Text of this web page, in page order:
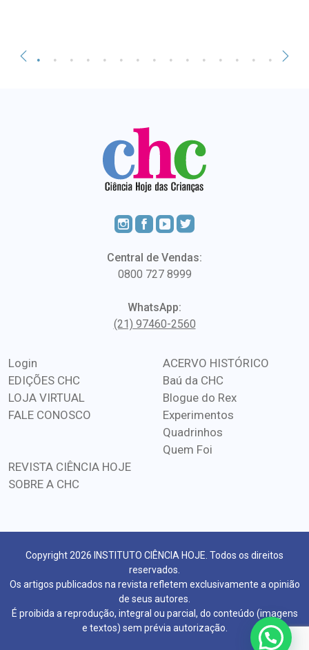
Central de Vendas:
0800 727 8999
WhatsApp:
(21) 97460-2560
Login
EDIÇÕES CHC
LOJA VIRTUAL
FALE CONOSCO
ACERVO HISTÓRICO
Baú da CHC
Blogue do Rex
Experimentos
Quadrinhos
Quem Foi
REVISTA CIÊNCIA HOJE
SOBRE A CHC
Copyright 2026 INSTITUTO CIÊNCIA HOJE. Todos os direitos
reservados.
Os artigos publicados na revista refletem exclusivamente a opinião
de seus autores.
É proibida a reprodução, integral ou parcial, do conteúdo (imagens
e textos) sem prévia autorização.